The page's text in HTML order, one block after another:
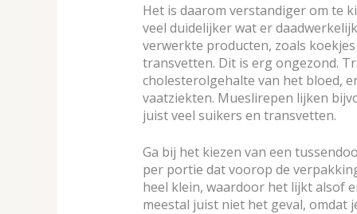
Het is daarom verstandiger om te
veel duidelijker wat er
verwerkte producten, zoals
transvetten. Dit is erg ongezond.
cholesterolgehalte van het bloed,
vaatziekten. Mueslirepen lijken
juist veel suikers en transvetten.
Ga bij het kiezen van een
per portie dat voorop de
heel klein, waardoor het lijkt alsof
meestal juist niet het geval, omdat